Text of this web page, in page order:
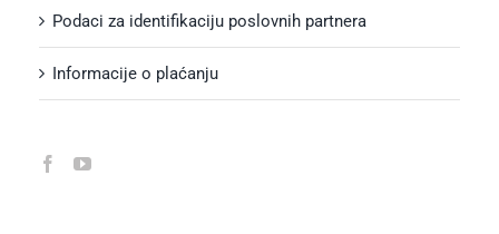
Podaci za identifikaciju poslovnih partnera
Informacije o plaćanju